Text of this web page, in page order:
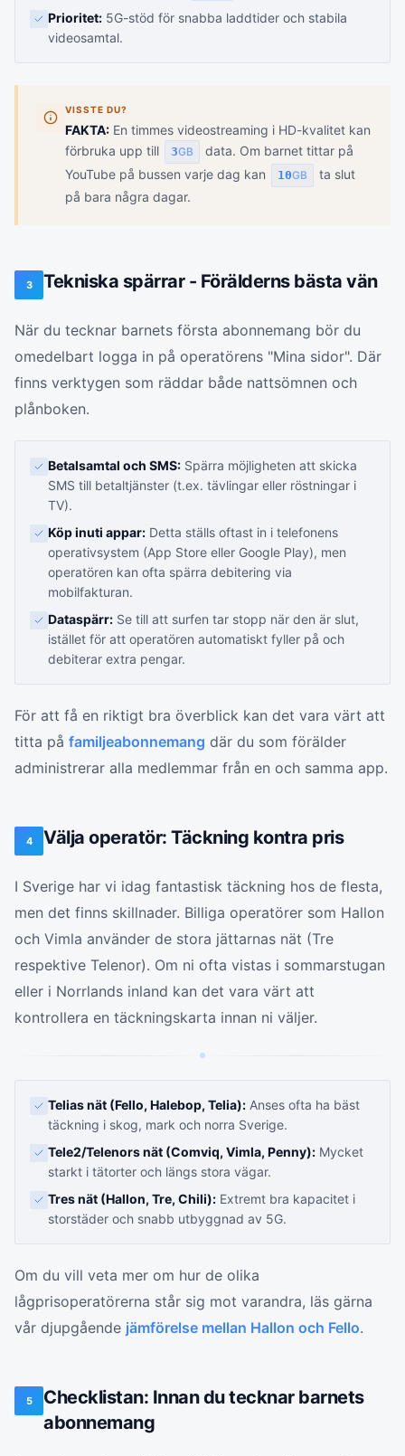
Prioritet: 5G-stöd för snabba laddtider och stabila
videosamtal.
VISSTE DU?
FAKTA: En timmes videostreaming i HD-kvalitet kan
förbruka upp till
3GB
data. Om barnet tittar på
YouTube på bussen varje dag kan
10GB
ta slut
på bara några dagar.
3 Tekniska spärrar - Förälderns bästa vän
När du tecknar barnets första abonnemang bör du
omedelbart logga in på operatörens "Mina sidor". Där
finns verktygen som räddar både nattsömnen och
plånboken.
Betalsamtal och SMS: Spärra möjligheten att skicka
SMS till betaltjänster (t.ex. tävlingar eller röstningar i
TV).
Köp inuti appar: Detta ställs oftast in i telefonens
operativsystem (App Store eller Google Play), men
operatören kan ofta spärra debitering via
mobilfakturan.
Dataspärr: Se till att surfen tar stopp när den är slut,
istället för att operatören automatiskt fyller på och
debiterar extra pengar.
För att få en riktigt bra överblick kan det vara värt att
titta på familjeabonnemang där du som förälder
administrerar alla medlemmar från en och samma app.
4 Välja operatör: Täckning kontra pris
I Sverige har vi idag fantastisk täckning hos de flesta,
men det finns skillnader. Billiga operatörer som Hallon
och Vimla använder de stora jättarnas nät (Tre
respektive Telenor). Om ni ofta vistas i sommarstugan
eller i Norrlands inland kan det vara värt att
kontrollera en täckningskarta innan ni väljer.
Telias nät (Fello, Halebop, Telia): Anses ofta ha bäst
täckning i skog, mark och norra Sverige.
Tele2/Telenors nät (Comviq, Vimla, Penny): Mycket
starkt i tätorter och längs stora vägar.
Tres nät (Hallon, Tre, Chili): Extremt bra kapacitet i
storstäder och snabb utbyggnad av 5G.
Om du vill veta mer om hur de olika
lågprisoperatörerna står sig mot varandra, läs gärna
vår djupgående jämförelse mellan Hallon och Fello.
5
Checklistan: Innan du tecknar barnets
abonnemang